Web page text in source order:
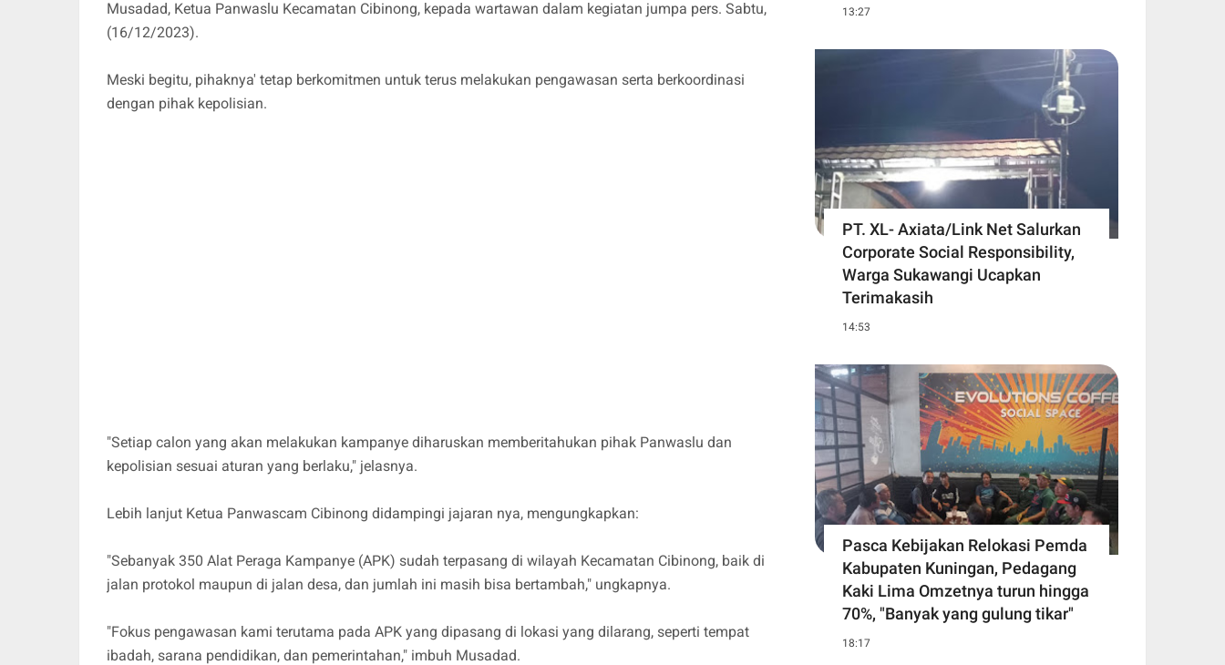
Musadad, Ketua Panwaslu Kecamatan Cibinong, kepada wartawan dalam kegiatan jumpa pers. Sabtu,
(16/12/2023).
Meski begitu, pihaknya' tetap berkomitmen untuk terus melakukan pengawasan serta berkoordinasi
dengan pihak kepolisian.
"Setiap calon yang akan melakukan kampanye diharuskan memberitahukan pihak Panwaslu dan
kepolisian sesuai aturan yang berlaku," jelasnya.
Lebih lanjut Ketua Panwascam Cibinong didampingi jajaran nya, mengungkapkan:
"Sebanyak 350 Alat Peraga Kampanye (APK) sudah terpasang di wilayah Kecamatan Cibinong, baik di
jalan protokol maupun di jalan desa, dan jumlah ini masih bisa bertambah," ungkapnya.
"Fokus pengawasan kami terutama pada APK yang dipasang di lokasi yang dilarang, seperti tempat
ibadah, sarana pendidikan, dan pemerintahan," imbuh Musadad.
13:27
PT. XL- Axiata/Link Net Salurkan
Corporate Social Responsibility,
Warga Sukawangi Ucapkan
Terimakasih
14:53
Pasca Kebijakan Relokasi Pemda
Kabupaten Kuningan, Pedagang
Kaki Lima Omzetnya turun hingga
70%, "Banyak yang gulung tikar"
18:17